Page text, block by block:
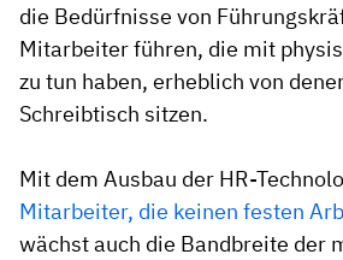
die Bedürfnisse von
Mitarbeiter führen, die mit
zu tun haben, erheblich von
Schreibtisch sitzen.
Mit dem Ausbau der HR-
Mitarbeiter, die keinen festen
wächst auch die Bandbreite der